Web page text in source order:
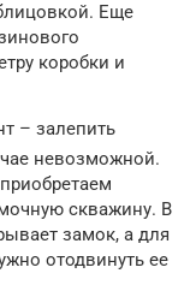
Еще
коробки и
– залепить
невозможной.
скважину. В
замок, а для
отодвинуть ее